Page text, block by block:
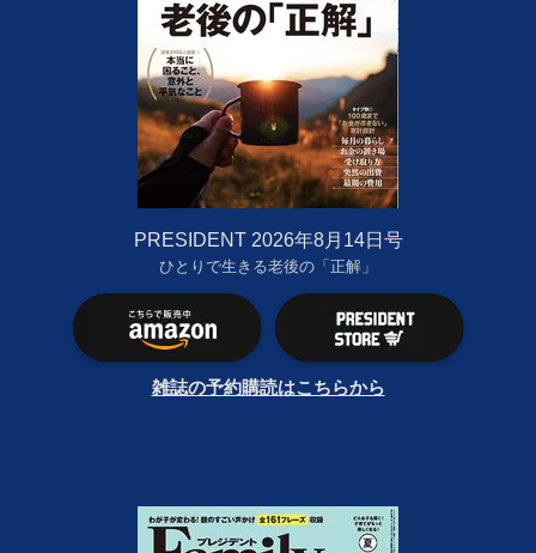
PRESIDENT 2026年8月14日号
ひとりで生きる老後の「正解」
雑誌の予約購読はこちらから